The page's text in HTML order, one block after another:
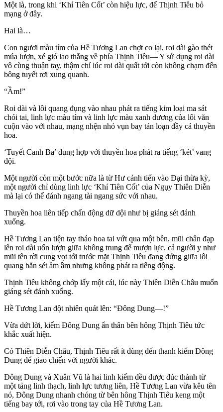
Một là, trong khi ‘Khí Tiên Cốt’ còn hiệu lực, để Thịnh Tiêu bỏ
mạng ở đây.
Hai là…
Con ngươi màu tím của Hề Tương Lan chợt co lại, roi dài gào thét
múa lượn, xé gió lao thẳng về phía Thịnh Tiêu— Y sử dụng roi dài
vô cùng thuận tay, thậm chí lúc roi dài quất tới còn không chạm đến
bông tuyết rơi xung quanh.
“Ầm!”
Roi dài và lôi quang đụng vào nhau phát ra tiếng kim loại ma sát
chói tai, linh lực màu tím và linh lực màu xanh dương của lôi văn
cuộn vào với nhau, mạng nhện nhỏ vụn bay tán loạn đầy cả thuyền
hoa.
‘Tuyết Canh Ba’ dung hợp với thuyền hoa phát ra tiếng ‘két’ vang
dội.
Một người còn một bước nữa là từ Hư cảnh tiến vào Đại thừa kỳ,
một người chỉ dùng linh lực ‘Khí Tiên Cốt’ của Ngụy Thiên Diễn
mà lại có thể đánh ngang tài ngang sức với nhau.
Thuyền hoa liên tiếp chấn động dữ dội như bị giáng sét đánh
xuống.
Hề Tương Lan tiện tay tháo hoa tai vứt qua một bên, mũi chân đạp
lên roi dài uốn lượn giữa không trung để mượn lực, cả người y như
mũi tên rời cung vọt tới trước mặt Thịnh Tiêu đang đứng giữa lôi
quang bắn sét ầm ầm nhưng không phát ra tiếng động.
Thịnh Tiêu không chớp lấy một cái, lúc này Thiên Diễn Châu muốn
giáng sét đánh xuống.
Hề Tương Lan đột nhiên quát lên: “Đông Dung—!”
Vừa dứt lời, kiếm Đông Dung ẩn thân bên hông Thịnh Tiêu tức
khắc xuất hiện.
Có Thiên Diễn Châu, Thịnh Tiêu rất ít dùng đến thanh kiếm Đông
Dung để giao chiến với người khác.
Đông Dung và Xuân Vũ là hai linh kiếm đều được đúc thành từ
một tảng linh thạch, linh lực tương liên, Hề Tương Lan vừa kêu tên
nó, Đông Dung nhanh chóng từ bên hông Thịnh Tiêu keng một
tiếng bay tới, rơi vào trong tay của Hề Tương Lan.